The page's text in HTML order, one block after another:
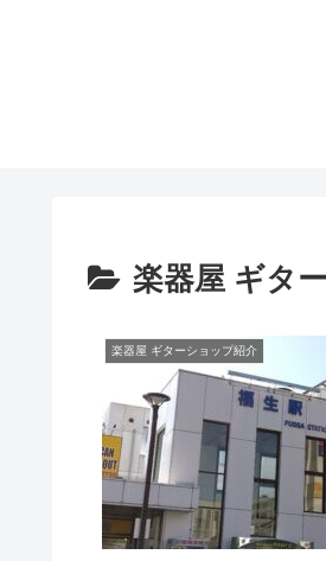
楽器屋 ギタ
楽器屋 ギターショップ紹介